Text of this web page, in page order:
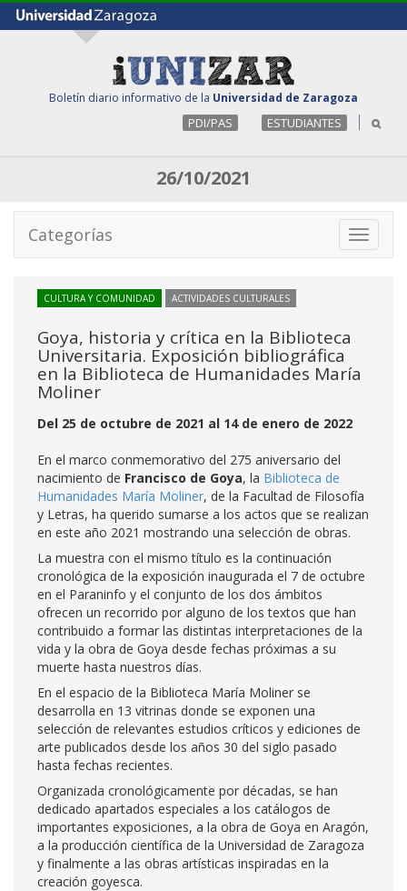
Boletín diario informativo de la Universidad de Zaragoza
PDI/PAS ESTUDIANTES
26/10/2021
Toggle
Categorías
CULTURA Y COMUNIDAD ACTIVIDADES CULTURALES
Goya, historia y crítica en la Biblioteca
Universitaria. Exposición bibliográfica
en la Biblioteca de Humanidades María
Moliner
Del 25 de octubre de 2021 al 14 de enero de 2022
En el marco conmemorativo del 275 aniversario del
nacimiento de Francisco de Goya, la Biblioteca de
Humanidades María Moliner, de la Facultad de Filosofía
y Letras, ha querido sumarse a los actos que se realizan
en este año 2021 mostrando una selección de obras.
La muestra con el mismo título es la continuación
cronológica de la exposición inaugurada el 7 de octubre
en el Paraninfo y el conjunto de los dos ámbitos
ofrecen un recorrido por alguno de los textos que han
contribuido a formar las distintas interpretaciones de la
vida y la obra de Goya desde fechas próximas a su
muerte hasta nuestros días.
En el espacio de la Biblioteca María Moliner se
desarrolla en 13 vitrinas donde se exponen una
selección de relevantes estudios críticos y ediciones de
arte publicados desde los años 30 del siglo pasado
hasta fechas recientes.
Organizada cronológicamente por décadas, se han
dedicado apartados especiales a los catálogos de
importantes exposiciones, a la obra de Goya en Aragón,
a la producción científica de la Universidad de Zaragoza
y finalmente a las obras artísticas inspiradas en la
creación goyesca.